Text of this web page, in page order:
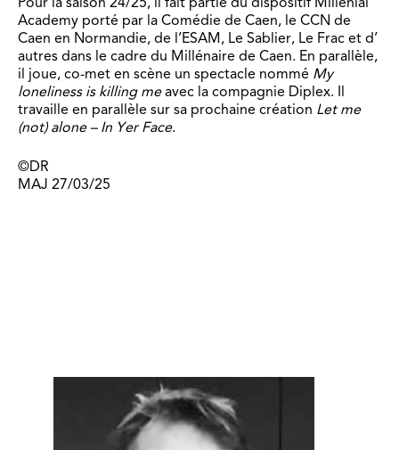
Academy porté par la Comédie de Caen, le CCN de
Caen en Normandie, de l’ESAM, Le Sablier, Le Frac et d’
autres dans le cadre du Millénaire de Caen. En parallèle,
il joue, co-met en scène un spectacle nommé My
loneliness is killing meavec la compagnie Diplex. Il
travaille en parallèle sur sa prochaine création Let me
(not) alone – In Yer Face.
©DR
MAJ 27/03/25